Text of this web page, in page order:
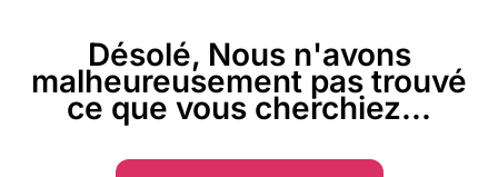
Désolé, Nous n'avons
malheureusement pas trouvé
ce que vous cherchiez...